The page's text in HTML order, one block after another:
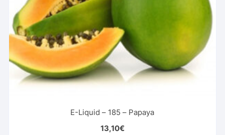
E-Liquid – 185 – Papaya
13,10€